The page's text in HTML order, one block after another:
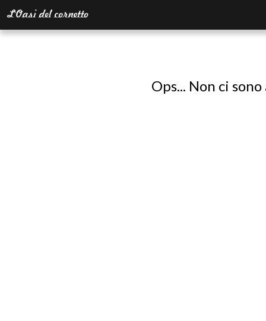
Ops... Non ci